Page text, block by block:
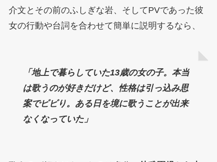
介文とその前のふしぎな岩、そしてPVであった彼
女の行動や台詞を合わせて簡単に説明するなら、
「地上で暮らしていた13歳の女の子。本当
は歌うのが好きだけど、性格は引っ込み思
案でビビり。ある日を境に歌うことが出来
なくなっていた」